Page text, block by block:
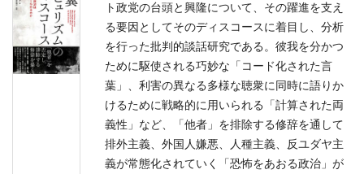
ト政党の台頭と興隆について、その躍進を支え
る要因としてそのディスコースに着目し、分析
を行った批判的談話研究である。彼我を分かつ
ために駆使される巧妙な「コード化された言
葉」、利害の異なる多様な聴衆に同時に語りか
けるために戦略的に用いられる「計算された両
義性」など、「他者」を排除する修辞を通して
排外主義、外国人嫌悪、人種主義、反ユダヤ主
義が常態化されていく「恐怖をあおる政治」が